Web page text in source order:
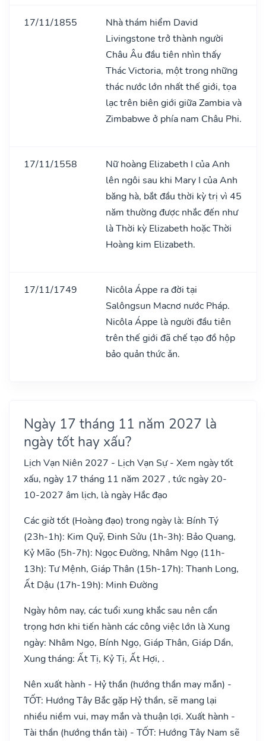
17/11/1855
Nhà thám hiểm David
Livingstone trở thành người
Châu Âu đầu tiên nhìn thấy
Thác Victoria, một trong những
thác nước lớn nhất thế giới, tọa
lạc trên biên giới giữa Zambia và
Zimbabwe ở phía nam Châu Phi.
17/11/1558
Nữ hoàng Elizabeth I của Anh
lên ngôi sau khi Mary I của Anh
băng hà, bắt đầu thời kỳ trị vì 45
năm thường được nhắc đến như
là Thời kỳ Elizabeth hoặc Thời
Hoàng kim Elizabeth.
17/11/1749
Nicôla Áppe ra đời tại
Salôngsun Macnơ nước Pháp.
Nicôla Áppe là người đầu tiên
trên thế giới đã chế tạo đồ hộp
bảo quản thức ǎn.
Ngày 17 tháng 11 năm 2027 là
ngày tốt hay xấu?
Lịch Vạn Niên 2027 - Lịch Vạn Sự - Xem ngày tốt
xấu, ngày 17 tháng 11 năm 2027 , tức ngày 20-
10-2027 âm lịch, là ngày Hắc đạo
Các giờ tốt (Hoàng đạo) trong ngày là: Bính Tý
(23h-1h): Kim Quỹ, Đinh Sửu (1h-3h): Bảo Quang,
Kỷ Mão (5h-7h): Ngọc Đường, Nhâm Ngọ (11h-
13h): Tư Mệnh, Giáp Thân (15h-17h): Thanh Long,
Ất Dậu (17h-19h): Minh Đường
Ngày hôm nay, các tuổi xung khắc sau nên cẩn
trọng hơn khi tiến hành các công việc lớn là Xung
ngày: Nhâm Ngọ, Bính Ngọ, Giáp Thân, Giáp Dần,
Xung tháng: Ất Tị, Kỷ Tị, Ất Hợi, .
Nên xuất hành - Hỷ thần (hướng thần may mắn) -
TỐT: Hướng Tây Bắc gặp Hỷ thần, sẽ mang lại
nhiều niềm vui, may mắn và thuận lợi. Xuất hành -
Tài thần (hướng thần tài) - TỐT: Hướng Tây Nam sẽ